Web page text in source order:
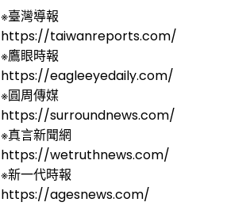
※臺灣導報
https://taiwanreports.com/
※鷹眼時報
https://eagleeyedaily.com/
※圓周傳媒
https://surroundnews.com/
※真言新聞網
https://wetruthnews.com/
※新一代時報
https://agesnews.com/